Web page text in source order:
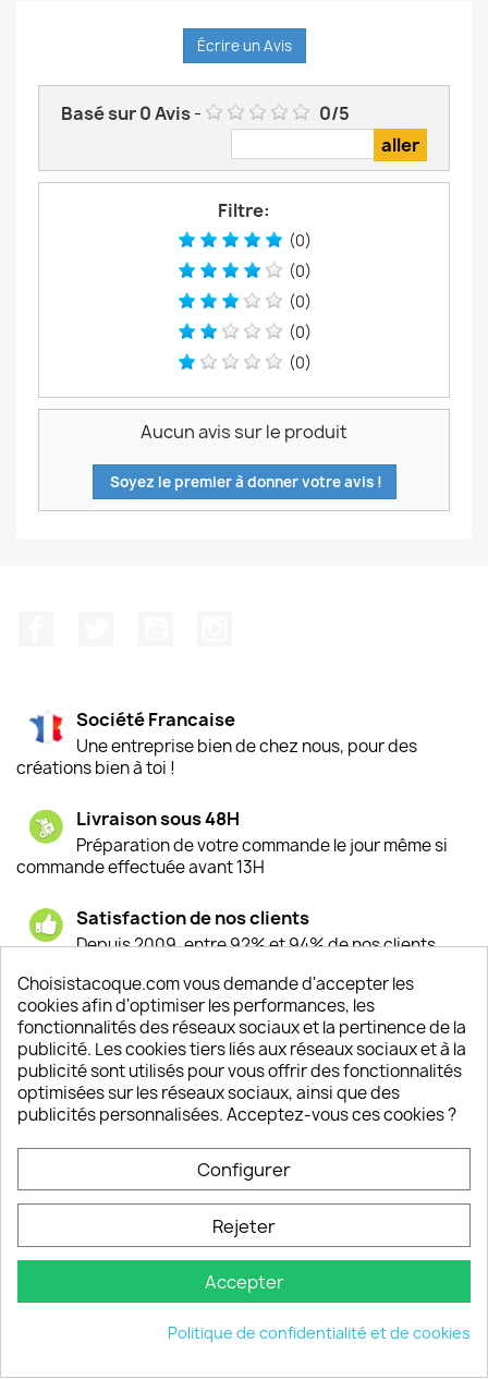
Écrire un Avis
Basé sur0Avis- 0/5
Filtre:
(0)
(0)
(0)
(0)
(0)
Aucun avis sur le produit
Soyez le premier à donner votre avis !
Société Francaise
Une entreprise bien de chez nous, pour des
créations bien à toi !
Livraison sous 48H
Préparation de votre commande le jour même si
commande effectuée avant 13H
Satisfaction de nos clients
Depuis 2009, entre 92% et 94% de nos clients
Un SAV à votre écoute
Notre SAV est disponible 6/7J de 10h à 18H
INFORMATIONS 
VOTRE COMPTE 
INFORMATIONS keyboard_arrow_down
© 2026 - choisistacoque.com
Choisistacoque.com vous demande d'accepter les
cookies afin d'optimiser les performances, les
fonctionnalités des réseaux sociaux et la pertinence de la
publicité. Les cookies tiers liés aux réseaux sociaux et à la
publicité sont utilisés pour vous offrir des fonctionnalités
optimisées sur les réseaux sociaux, ainsi que des
publicités personnalisées. Acceptez-vous ces cookies ?
Configurer
Rejeter
Accepter
Politique de confidentialité et de cookies